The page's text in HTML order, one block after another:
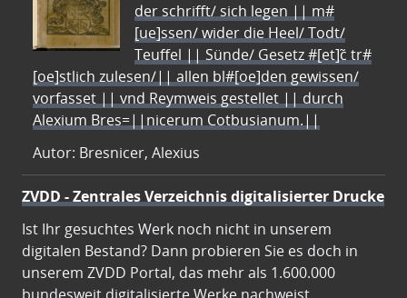
der schrifft/ sich legen || m#
[ue]ssen/ wider die Heel/ Todt/
Teuffel || Sünde/ Gesetz #[et]c̃ tr#
[oe]stlich zulesen/|| allen bl#[oe]den gewissen/
vorfasset || vnd Reymweis gestellet || durch
Alexium Bres=||nicerum Cotbusianum.||
Autor: Bresnicer, Alexius
ZVDD - Zentrales Verzeichnis digitalisierter Drucke
Ist Ihr gesuchtes Werk noch nicht in unserem
digitalen Bestand? Dann probieren Sie es doch in
unserem ZVDD Portal, das mehr als 1.600.000